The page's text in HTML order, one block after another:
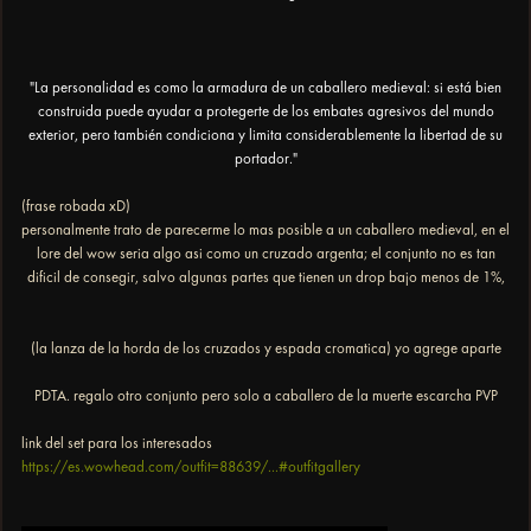
"La personalidad es como la armadura de un caballero medieval: si está bien
construida puede ayudar a protegerte de los embates agresivos del mundo
exterior, pero también condiciona y limita considerablemente la libertad de su
portador."
(frase robada xD)
personalmente trato de parecerme lo mas posible a un caballero medieval, en el
lore del wow seria algo asi como un cruzado argenta; el conjunto no es tan
dificil de consegir, salvo algunas partes que tienen un drop bajo menos de 1%,
(la lanza de la horda de los cruzados y espada cromatica) yo agrege aparte
PDTA. regalo otro conjunto pero solo a caballero de la muerte escarcha PVP
link del set para los interesados
https://es.wowhead.com/outfit=88639/...#outfitgallery